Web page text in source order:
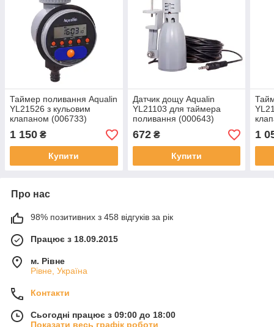
Таймер поливання Aqualin
YL21526 з кульовим
клапаном (006733)
1 150 ₴
Купити
Датчик дощу Aqualin
YL21103 для таймера
поливання (000643)
672₴
Купити
1
Про нас
98% позитивних з 458 відгуків за рік
Працює з 18.09.2015
м. Рівне
Рівне, Україна
Контакти
Сьогодні працює з 09:00 до 18:00
Показати весь графік роботи